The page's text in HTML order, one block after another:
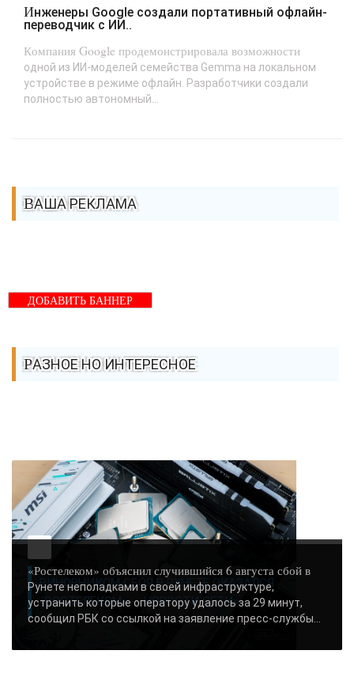
Инженеры Google создали портативный офлайн-
переводчик с ИИ..
Компания Google продемонстрировала возможности
одной из ИИ-моделей семейства Gemma на локальном
устройстве в режиме офлайн. Разработчики создали
полностью автономный...
ВАША РЕКЛАМА
ДОБАВИТЬ БАННЕР
РАЗНОЕ НО ИНТЕРЕСНОЕ
ВИНОВНИКОМ СБОЯ В РУНЕТЕ ОКАЗАЛСЯ
«РОСТЕЛЕКОМ» - «НОВОСТИ СЕТИ»..
«Ростелеком» объяснил случившийся 6 августа сбой в
Рунете неполадками в своей инфраструктуре,
устранить которые оператору удалось за 29 минут,
сообщил РБК со ссылкой на заявление пресс-службы...